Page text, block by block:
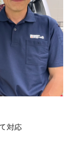
対応